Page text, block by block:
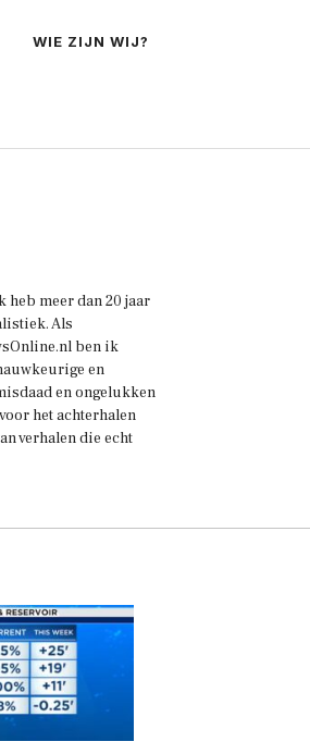
WIE ZIJN WIJ?
heb meer dan 20 jaar
Als
ben ik
en
en ongelukken
het achterhalen
verhalen die echt